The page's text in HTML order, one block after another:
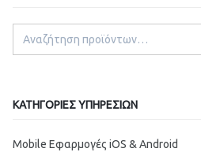
ΚΑΤΗΓΟΡΊΕΣ ΥΠΗΡΕΣΙΏΝ
Mobile Εφαρμογές iOS & Android